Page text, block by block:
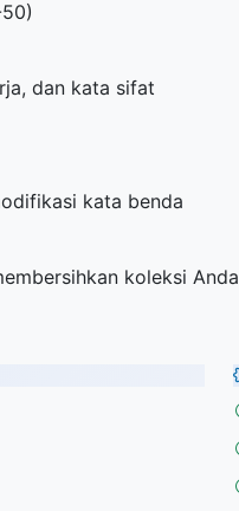
dan kata sifat
kata benda
koleksi Anda